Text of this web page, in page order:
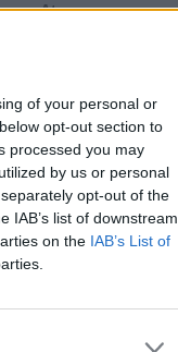
of your personal or
opt-out section to
processed you may
by us or personal
opt-out of the
IAB’s list of downstream
on the IAB’s List of
Ateco